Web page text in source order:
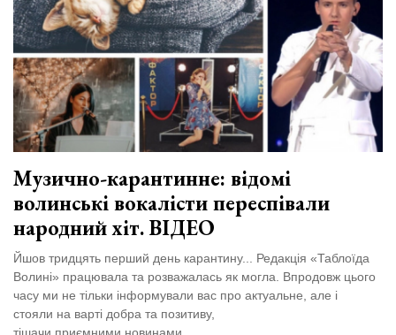
Музично-карантинне: відомі
волинські вокалісти переспівали
народний хіт. ВІДЕО
Йшов тридцять перший день карантину... Редакція «Таблоїда
Волині» працювала та розважалась як могла. Впродовж цього
часу ми не тільки інформували вас про актуальне, але і
стояли на варті добра та позитиву,